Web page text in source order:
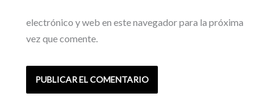
electrónico y web en este navegador para la próxima
vez que comente.